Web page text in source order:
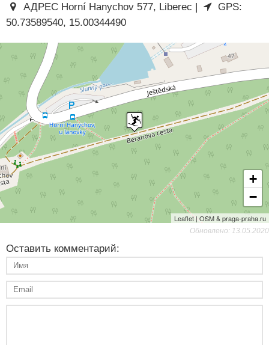
АДРЕС Horní Hanychov 577, Liberec |
GPS:
50.73589540, 15.00344490
+
−
Leaflet | OSM & praga-praha.ru
Обновлено: 13.05.2020
Оставить комментарий: